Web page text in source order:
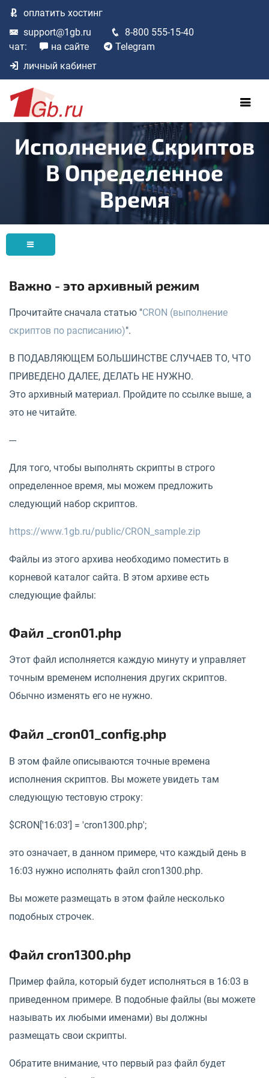
оплатить хостинг
support@1gb.ru
8-800 555-15-40
чат:
на сайте
Telegram
личный кабинет
Исполнение Скриптов
В Определенное
Время
Важно - это архивный режим
Прочитайте сначала статью "CRON (выполнение
скриптов по расписанию)".
В ПОДАВЛЯЮЩЕМ БОЛЬШИНСТВЕ СЛУЧАЕВ ТО, ЧТО
ПРИВЕДЕНО ДАЛЕЕ, ДЕЛАТЬ НЕ НУЖНО.
Это архивный материал. Пройдите по ссылке выше, а
это не читайте.
---
Для того, чтобы выполнять скрипты в строго
определенное время, мы можем предложить
следующий набор скриптов.
https://www.1gb.ru/public/CRON_sample.zip
Файлы из этого архива необходимо поместить в
корневой каталог сайта. В этом архиве есть
следующие файлы:
Файл _cron01.php
Этот файл исполняется каждую минуту и управляет
точным временем исполнения других скриптов.
Обычно изменять его не нужно.
Файл _cron01_config.php
В этом файле описываются точные времена
исполнения скриптов. Вы можете увидеть там
следующую тестовую строку:
$CRON['16:03'] = 'cron1300.php';
это означает, в данном примере, что каждый день в
16:03 нужно исполнять файл cron1300.php.
Вы можете размещать в этом файле несколько
подобных строчек.
Файл cron1300.php
Пример файла, который будет исполняться в 16:03 в
приведенном примере. В подобные файлы (вы можете
называть их любыми именами) вы должны
размещать свои скрипты.
Обратите внимание, что первый раз файл будет